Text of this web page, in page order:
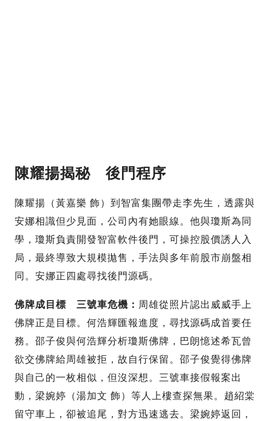
陳耀揚揭秘 後門程序
陳耀揚（黃嘉樂 飾）到智富集團帶走李先生，透露與
安娜相識但少見面，公司內有她眼線。他與瓊斯為同
學，瓊斯負責開發智富軟件後門，可操控股價誘人入
局，最終導致大規模拋售，手法與多年前股市崩盤相
同。安娜正四處尋找後門源碼。
佛牌成目標 三號車危機： 周雄從照片認出威威手上
佛牌正是目標。何浩輝匯報進度，尋找源碼成首要任
務。邵子俊與何浩輝分析瓊斯佛牌，巴朗憶述希瓦曾
欲交佛牌給周雄被拒，故自行保留。邵子俊覺得佛牌
與自己的一枚相似，但沒深想。三號車接假報案出
動，梁婉婷（湯加文 飾）等人上樓查探無果。趙紹棠
留守車上，卻被追尾，對方迅速逃去。梁婉婷返回，